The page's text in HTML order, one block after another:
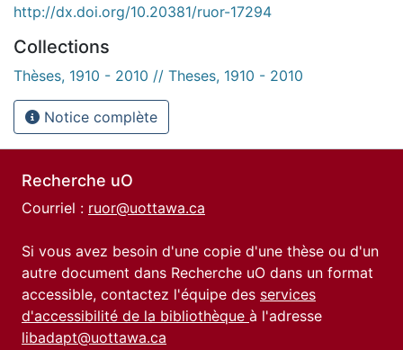
http://dx.doi.org/10.20381/ruor-17294
Collections
Thèses, 1910 - 2010 // Theses, 1910 - 2010
Notice complète
Recherche uO
Courriel : ruor@uottawa.ca
Si vous avez besoin d'une copie d'une thèse ou d'un
autre document dans Recherche uO dans un format
accessible, contactez l'équipe des services
d'accessibilité de la bibliothèque à l'adresse
libadapt@uottawa.ca